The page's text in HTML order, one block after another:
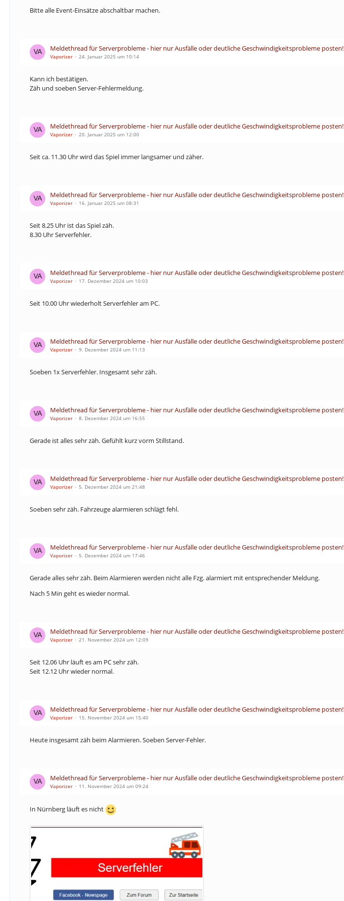
Bitte alle Event-Einsätze abschaltbar machen.
Meldethread für Serverprobleme - hier nur Ausfälle oder deutliche Geschwindigkeitsprobleme posten!
Vaporizer 24. Januar 2025 um 10:14
Kann ich bestätigen.
Zäh und soeben Server-Fehlermeldung.
Meldethread für Serverprobleme - hier nur Ausfälle oder deutliche Geschwindigkeitsprobleme posten!
Vaporizer 20. Januar 2025 um 12:00
Seit ca. 11.30 Uhr wird das Spiel immer langsamer und zäher.
Meldethread für Serverprobleme - hier nur Ausfälle oder deutliche Geschwindigkeitsprobleme posten!
Vaporizer 16. Januar 2025 um 08:31
Seit 8.25 Uhr ist das Spiel zäh.
8.30 Uhr Serverfehler.
Meldethread für Serverprobleme - hier nur Ausfälle oder deutliche Geschwindigkeitsprobleme posten!
Vaporizer 17. Dezember 2024 um 10:03
Seit 10.00 Uhr wiederholt Serverfehler am PC.
Meldethread für Serverprobleme - hier nur Ausfälle oder deutliche Geschwindigkeitsprobleme posten!
Vaporizer 9. Dezember 2024 um 11:13
Soeben 1x Serverfehler. Insgesamt sehr zäh.
Meldethread für Serverprobleme - hier nur Ausfälle oder deutliche Geschwindigkeitsprobleme posten!
Vaporizer 8. Dezember 2024 um 16:55
Gerade ist alles sehr zäh. Gefühlt kurz vorm Stillstand.
Meldethread für Serverprobleme - hier nur Ausfälle oder deutliche Geschwindigkeitsprobleme posten!
Vaporizer 5. Dezember 2024 um 21:48
Soeben sehr zäh. Fahrzeuge alarmieren schlägt fehl.
Meldethread für Serverprobleme - hier nur Ausfälle oder deutliche Geschwindigkeitsprobleme posten!
Vaporizer 5. Dezember 2024 um 17:46
Gerade alles sehr zäh. Beim Alarmieren werden nicht alle Fzg. alarmiert mit entsprechender Meldung.
Nach 5 Min geht es wieder normal.
Meldethread für Serverprobleme - hier nur Ausfälle oder deutliche Geschwindigkeitsprobleme posten!
Vaporizer 21. November 2024 um 12:09
Seit 12.06 Uhr läuft es am PC sehr zäh.
Seit 12.12 Uhr wieder normal.
Meldethread für Serverprobleme - hier nur Ausfälle oder deutliche Geschwindigkeitsprobleme posten!
Vaporizer 15. November 2024 um 15:40
Heute insgesamt zäh beim Alarmieren. Soeben Server-Fehler.
Meldethread für Serverprobleme - hier nur Ausfälle oder deutliche Geschwindigkeitsprobleme posten!
Vaporizer 11. November 2024 um 09:24
In Nürnberg läuft es nicht